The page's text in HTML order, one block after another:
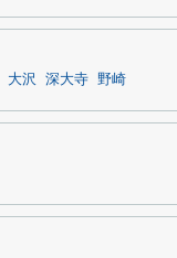
大沢 深大寺 野崎